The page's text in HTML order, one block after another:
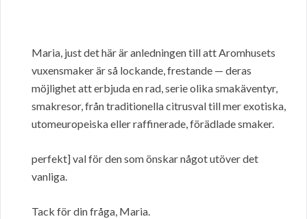
Maria, just det här är anledningen till att Aromhusets
vuxensmaker är så lockande, frestande — deras
möjlighet att erbjuda en rad, serie olika smakäventyr,
smakresor, från traditionella citrusval till mer exotiska,
utomeuropeiska eller raffinerade, förädlade smaker.
perfekt] val för den som önskar något utöver det
vanliga.
Tack för din fråga, Maria.